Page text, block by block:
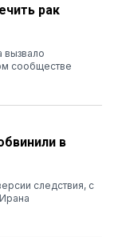
рак
вызвало
сообществе
в
следствия, с